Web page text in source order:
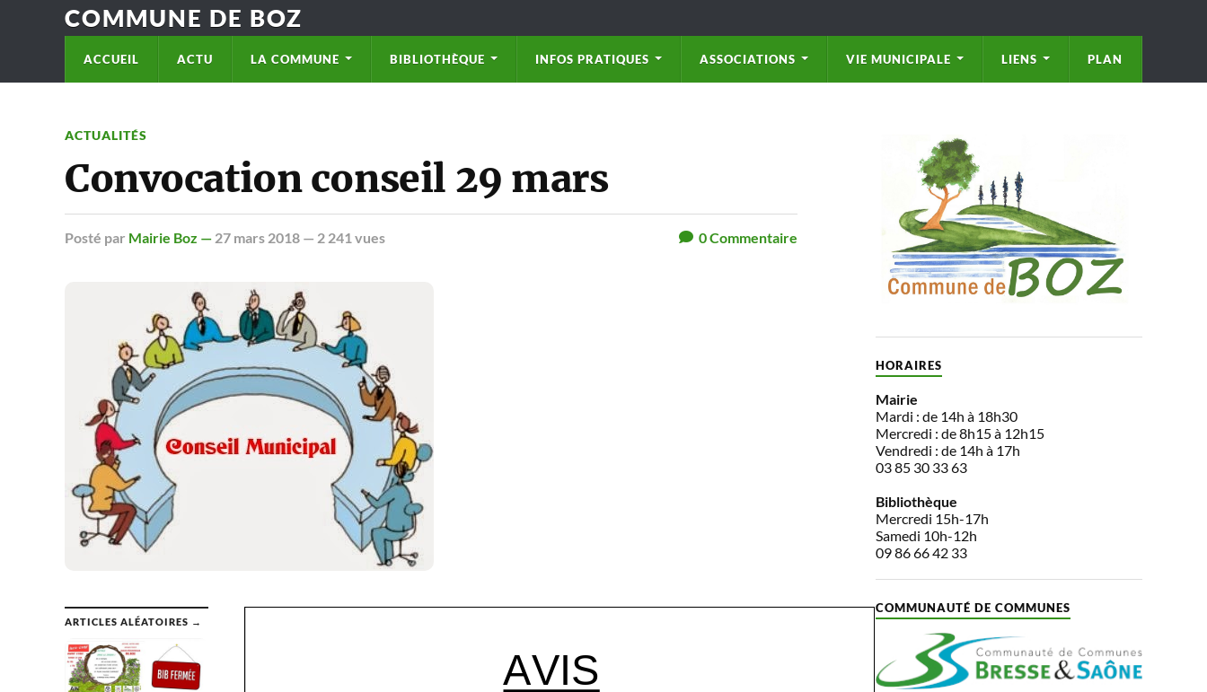
COMMUNE DE BOZ
ACCUEIL ACTU LA COMMUNE BIBLIOTHÈQUE INFOS PRATIQUES ASSOCIATIONS VIE MUNICIPALE LIENS PLAN
ACTUALITÉS
Convocation conseil 29 mars
Posté par Mairie Boz — 27 mars 2018 — 2 241 vues 0Commentaire
ARTICLES ALÉATOIRES →
HORAIRES
Mairie
Mardi : de 14h à 18h30
Mercredi : de 8h15 à 12h15
Vendredi : de 14h à 17h
03 85 30 33 63
Bibliothèque
Mercredi 15h-17h
Samedi 10h-12h
09 86 66 42 33
COMMUNAUTÉ DE COMMUNES